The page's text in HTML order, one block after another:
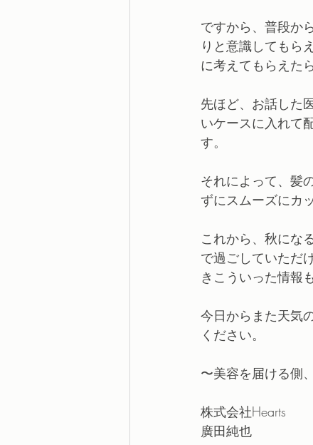
ですから、普段か
りと意識してもら
に考えてもらえた
先ほど、お話した
いケースに入れて
す。
それによって、髪
ずにスムーズにカ
これから、秋にな
で過ごしていただ
きこういった情報
今日からまた天気
ください。
〜美容を届ける側
株式会社Hearts
廣田純也